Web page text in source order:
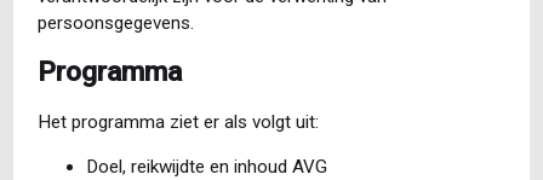
persoonsgegevens.
Programma
Het programma ziet er als volgt uit:
Doel, reikwijdte en inhoud AVG